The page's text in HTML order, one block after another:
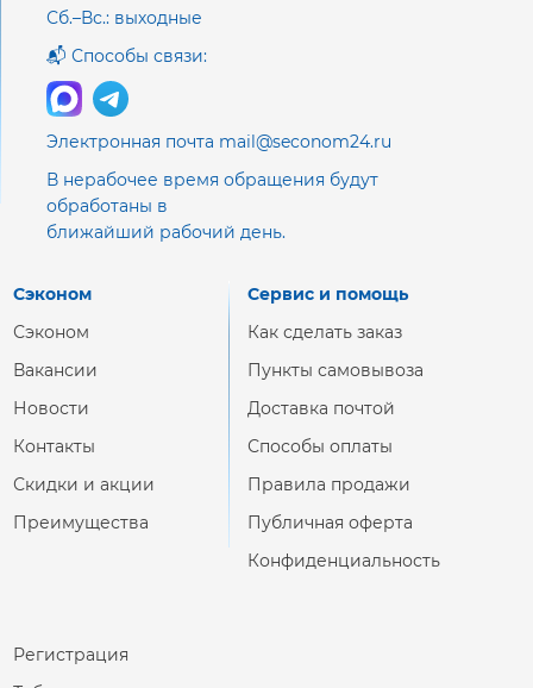
Сб.–Вс.: выходные
📬 Способы связи:
Электронная почта mail@seconom24.ru
В нерабочее время обращения будут
обработаны в
ближайший рабочий день.
Сэконом
Сэконом
Вакансии
Новости
Контакты
Скидки и акции
Преимущества
Сервис и помощь
Как сделать заказ
Пункты самовывоза
Доставка почтой
Способы оплаты
Правила продажи
Публичная оферта
Конфиденциальность
Регистрация